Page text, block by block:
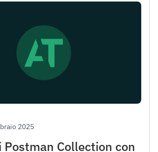
2025
Postman Collection con